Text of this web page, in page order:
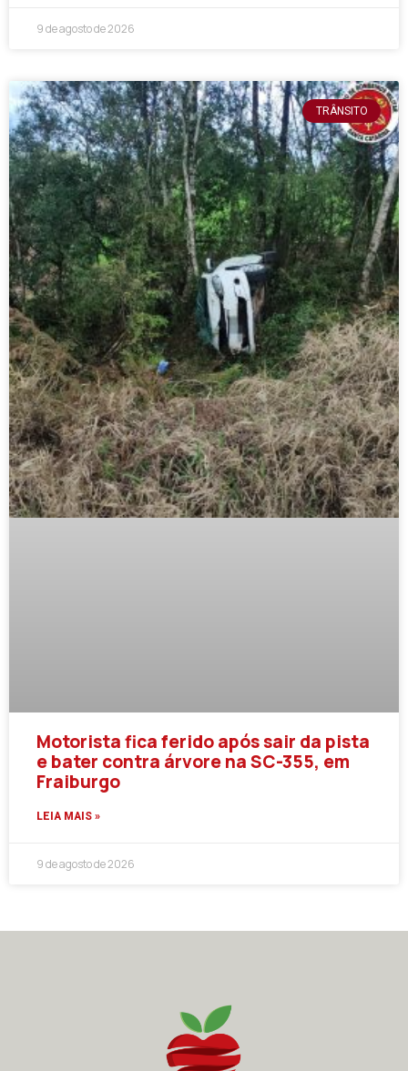
9 de agosto de 2026
TRÂNSITO
Motorista fica ferido após sair da pista
e bater contra árvore na SC-355, em
Fraiburgo
LEIA MAIS »
9 de agosto de 2026